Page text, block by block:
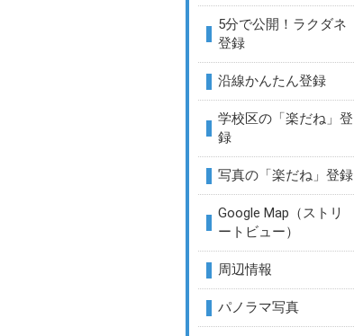
5分で公開！ラクダネ
登録
沿線かんたん登録
学校区の「楽だね」登
録
写真の「楽だね」登録
Google Map（ストリ
ートビュー）
周辺情報
パノラマ写真